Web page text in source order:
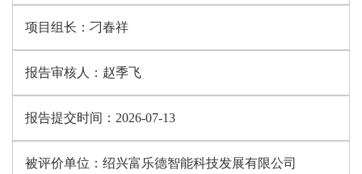
项目组长： 刁春祥
报告审核人： 赵季飞
报告提交时间： 2026-07-13
被评价单位： 绍兴富乐德智能科技发展有限公司